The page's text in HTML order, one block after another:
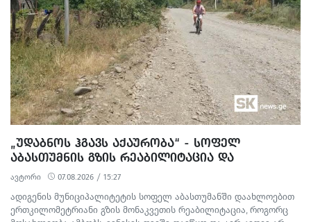
„ᲣᲓᲐᲑᲜᲝᲡ ᲰᲒᲐᲕᲡ ᲐᲥᲐᲣᲠᲝᲑᲐ“ - ᲡᲝᲤᲔᲚ
ᲐᲑᲐᲡᲗᲣᲛᲜᲘᲡ ᲒᲖᲘᲡ ᲠᲔᲐᲑᲘᲚᲘᲢᲐᲪᲘᲐ ᲓᲐ
ᲛᲝᲡᲐᲮᲚᲔᲝᲑᲘᲡ ᲞᲠᲝᲢᲔᲡᲢᲘ
ავტორი 07.08.2026 / 15:27
ადიგენის მუნიციპალიტეტის სოფელ აბასთუმანში დაახლოებით
ერთკილომეტრიანი გზის მონაკვეთის რეაბილიტაცია, როგორც